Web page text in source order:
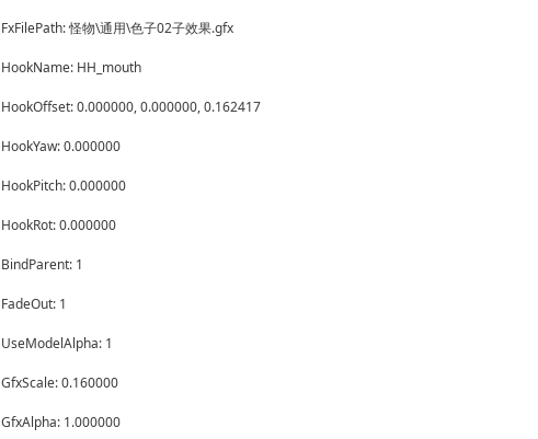
FxFilePath: 怪物\通用\色子02子效果.gfx
HookName: HH_mouth
HookOffset: 0.000000, 0.000000, 0.162417
HookYaw: 0.000000
HookPitch: 0.000000
HookRot: 0.000000
BindParent: 1
FadeOut: 1
UseModelAlpha: 1
GfxScale: 0.160000
GfxAlpha: 1.000000